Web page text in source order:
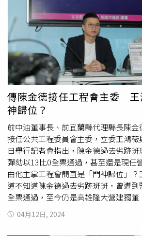
北影新人終於獲選。至於未來想接的角
看全裸跟剃光頭，「就爸爸離開後，覺
很少，覺得人生就應該剃一次光頭，想
看看。」
斯地區，目標鎖定哈瑪斯汗尤尼斯旅指
Salameh）在當地的一處大院；隔日，
命，當時尚未得知戴夫命的消息。以色
時內取得的情資已證實德伊夫的死訊。
夫領導哈馬斯軍事分支「卡桑旅」已
去年10月7日襲擊以色列的幕後策畫者
以色列約1200人喪命，另有250人被
斯坦人稱為「幕後策劃者」、「智多星
中，他宛如「九命怪貓」，曾躲過7次
已於7月13日在加薩南部的軍事行動中
事組織卡桑旅領導人的戴夫。（圖／
《英國廣播公司》（BBC）報導，戴
尼斯難民營，擁有加薩伊斯蘭大學生
年加入哈瑪斯，1995年起策劃殺害以
以色列列為頭號通緝犯。據了解，戴
薩的地下隧道內，躲避以色列軍隊襲擊
動，不過也因為策劃一系列暗殺行動
瞎，2014年，戴夫的妻子、兒女均在
生，2015年更被美國國務院列入恐怖
國際刑事法院下令將他逮捕。戴夫是
傳陳金德接任工程會主委 王
神歸位？
前中油董事長、前宜蘭縣代理縣長陳
接任公共工程委員會主委，立委王鴻
日舉行記者會指出，陳金德過去劣跡
彈劾以13比0全票通過，甚至還是現任
由他主掌工程會簡直是「門神歸位」
道不知道陳金德過去劣跡斑斑，曾遭
全票通過，至今仍是高雄隆大營建獨
兩間學校校舍的經驗，但陳金德進駐
25億的屏東縣前瞻建設棒球場。王鴻
德擔任公共工程委員會主委，這難道
04月12日, 2024